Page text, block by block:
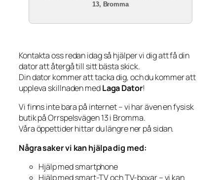
13, Bromma
Kontakta oss redan idag så hjälper vi dig att få din
dator att återgå till sitt bästa skick.
Din dator kommer att tacka dig, och du kommer att
uppleva skillnaden medLaga Dator!
Vi finns inte bara på internet – vi har även en fysisk
butik på Orrspelsvägen 13 i Bromma.
Våra öppettider hittar du längre ner på sidan.
Några saker vi kan hjälpa dig med:
Hjälp med smartphone
Hjälp med smart-TV och TV-boxar – vi kan